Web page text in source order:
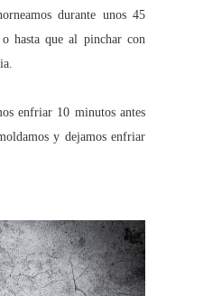
durante unos 45
hasta que al pinchar con
enfriar 10 minutos antes
y dejamos enfriar